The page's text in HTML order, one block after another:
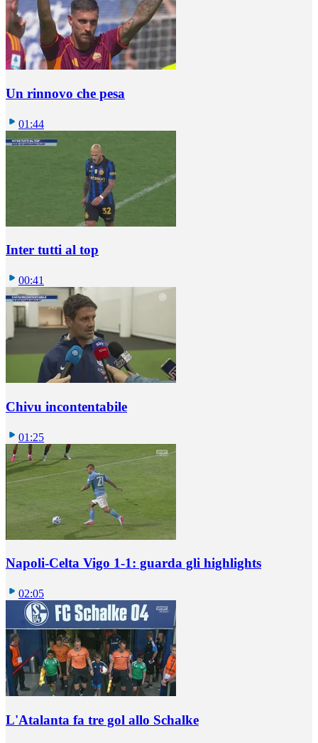
Un rinnovo che pesa
01:44
Inter tutti al top
00:41
Chivu incontentabile
01:25
Napoli-Celta Vigo 1-1: guarda gli highlights
02:05
L'Atalanta fa tre gol allo Schalke